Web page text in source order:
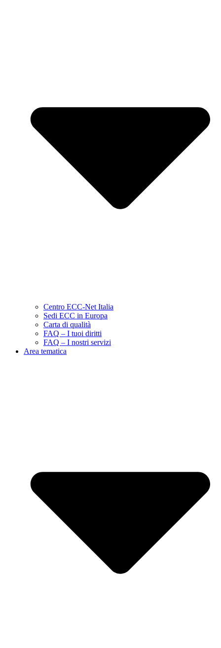
Centro ECC-Net Italia
Sedi ECC in Europa
Carta di qualità
FAQ – I tuoi diritti
FAQ – I nostri servizi
Area tematica